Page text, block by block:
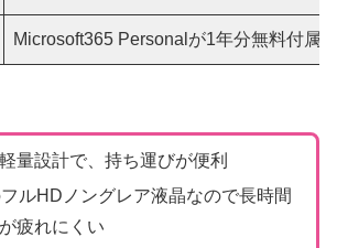
Microsoft365 Personalが1年分無料付属
量設計で、持ち運びが便利
ルHDノングレア液晶なので長時間
疲れにくい